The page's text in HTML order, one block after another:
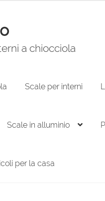
a chiocciola
Scale per interni
Scale in alluminio
per la casa